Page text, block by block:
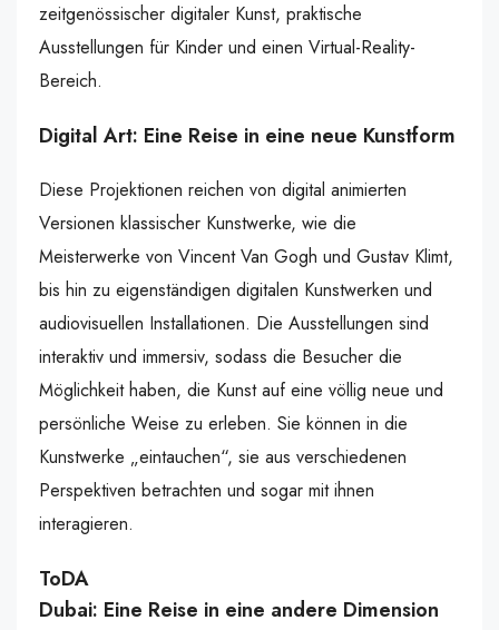
zeitgenössischer digitaler Kunst, praktische
Ausstellungen für Kinder und einen Virtual-Reality-
Bereich.
Digital Art: Eine Reise in eine neue Kunstform
Diese Projektionen reichen von digital animierten
Versionen klassischer Kunstwerke, wie die
Meisterwerke von Vincent Van Gogh und Gustav Klimt,
bis hin zu eigenständigen digitalen Kunstwerken und
audiovisuellen Installationen. Die Ausstellungen sind
interaktiv und immersiv, sodass die Besucher die
Möglichkeit haben, die Kunst auf eine völlig neue und
persönliche Weise zu erleben. Sie können in die
Kunstwerke „eintauchen“, sie aus verschiedenen
Perspektiven betrachten und sogar mit ihnen
interagieren.
ToDA
Dubai: Eine Reise in eine andere Dimension